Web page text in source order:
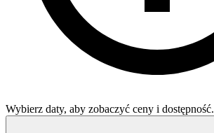
Wybierz daty, aby zobaczyć ceny i dostępność.